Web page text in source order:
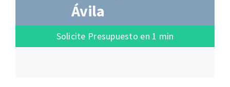
Ávila
Solicite Presupuesto en 1 min